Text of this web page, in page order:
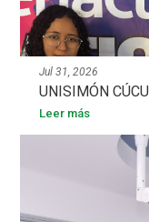
Jul 31, 2026
UNISIMÓN
Leer más